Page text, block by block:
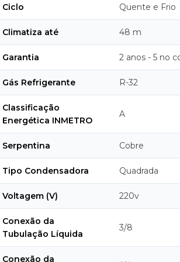
Ciclo Quente e Frio
Climatiza até 48 m
Garantia 2 anos - 5 no
Gás Refrigerante R-32
Classificação
Energética INMETRO
A
Serpentina Cobre
Tipo Condensadora Quadrada
Voltagem (V) 220v
Conexão da
Tubulação Líquida
3/8
Conexão da